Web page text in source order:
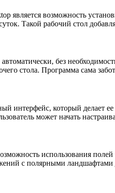
возможность
Такой рабочий стол
без
стола. Программа сама
интерфейс, который делает
может начать
использования
с полярными